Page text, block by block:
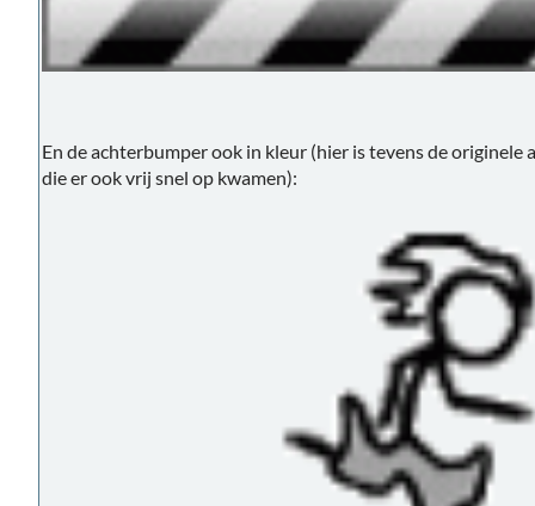
En de achterbumper ook in kleur (hier is tevens de
die er ook vrij snel op kwamen):